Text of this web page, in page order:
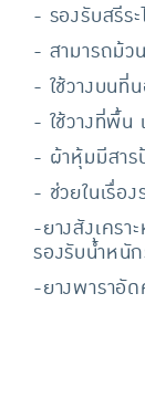
- รองรับสรีร
- สามารถม้ว
- ใช้วางบนที่
- ใช้วางที่พื้น
- ผ้าหุ้มมีสา
- ช่วยในเรื่อ
-ยางสังเครา
รองรับน้ำหนั
-ยางพาราอั